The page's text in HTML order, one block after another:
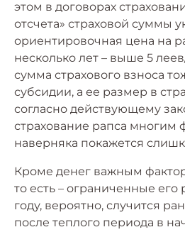
этом в договорах
отсчета» страховой суммы
ориентировочная цена на
несколько лет – выше 5
сумма страхового взноса
субсидии, а ее размер в
согласно действующему
страхование рапса многим
наверняка покажется
Кроме денег важным
то есть – ограниченные
году, вероятно, случится
после теплого периода в